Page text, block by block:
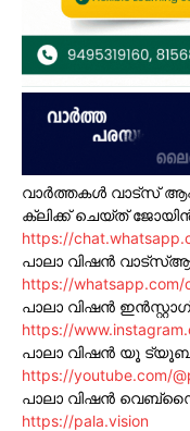
വാർത്തകൾ വാട്സ്
ക്ലിക്ക് ചെയ്ത്
https://
പാലാ വിഷൻ
https://whatsapp.com/
പാലാ വിഷൻ
https://
പാലാ വിഷൻ യൂ
https://youtube.com/
പാലാ വിഷൻ
https://pala.vision